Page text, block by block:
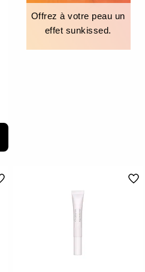
Offrez à votre peau un
effet sunkissed.